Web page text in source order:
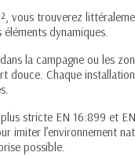
vous trouverez
éléments dynamiques.
la campagne ou les
douce. Chaque
stricte EN 16:899 et
imiter l’environnement
possible.